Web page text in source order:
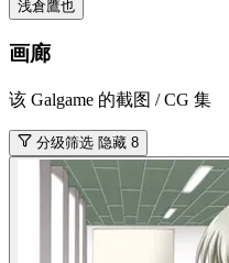
浅倉鷹也
画廊
该 Galgame 的截图 / CG 集
分级筛选 隐藏 8